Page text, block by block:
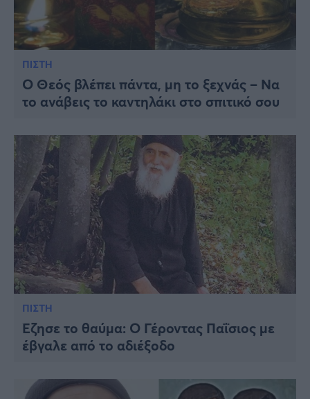
ΠΙΣΤΗ
Ο Θεός βλέπει πάντα, μη το ξεχνάς – Να
το ανάβεις το καντηλάκι στο σπιτικό σου
ΠΙΣΤΗ
Έζησε το θαύμα: Ο Γέροντας Παΐσιος με
έβγαλε από το αδιέξοδο